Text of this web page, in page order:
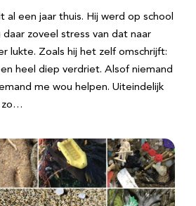
al een jaar thuis. Hij werd op school
zoveel stress van dat naar
lukte. Zoals hij het zelf omschrijft:
heel diep verdriet. Alsof niemand
me wou helpen. Uiteindelijk
zo…